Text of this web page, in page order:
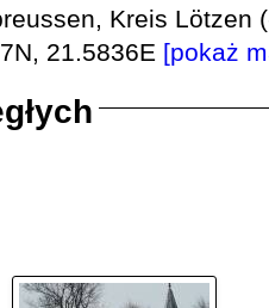
Kreis Lötzen
21.5836E [pokaż